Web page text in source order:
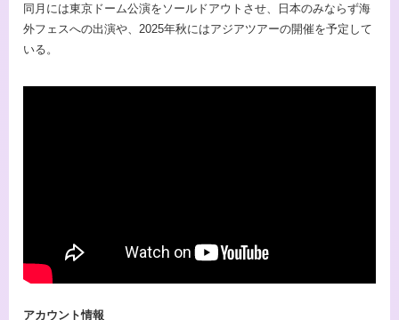
同月には東京ドーム公演をソールドアウトさせ、日本のみならず海
外フェスへの出演や、2025年秋にはアジアツアーの開催を予定して
いる。
アカウント情報